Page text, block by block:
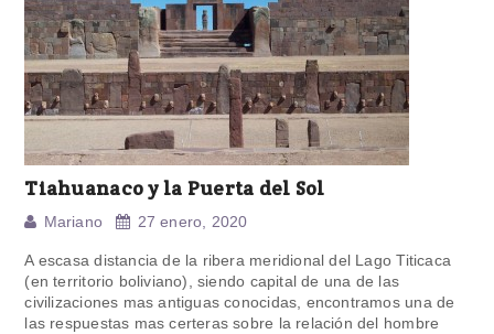
Tiahuanaco y la Puerta del Sol
Mariano 27 enero, 2020
A escasa distancia de la ribera meridional del Lago Titicaca
(en territorio boliviano), siendo capital de una de las
civilizaciones mas antiguas conocidas, encontramos una de
las respuestas mas certeras sobre la relación del hombre